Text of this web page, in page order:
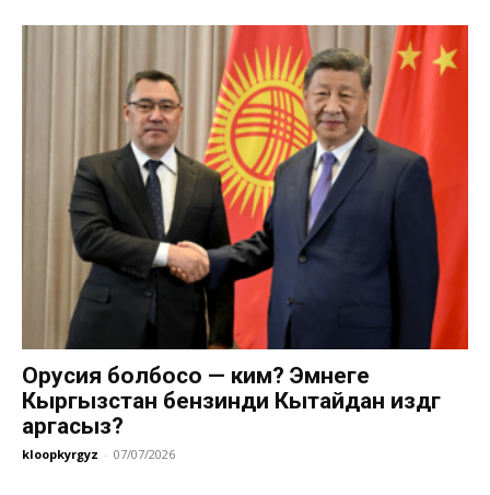
Орусия болбосо — ким? Эмнеге
Кыргызстан бензинди Кытайдан издөөгө
аргасыз?
kloopkyrgyz - 07/07/2026